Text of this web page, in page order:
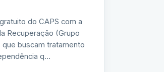
do CAPS com a
Recuperação (Grupo
buscam tratamento
q…